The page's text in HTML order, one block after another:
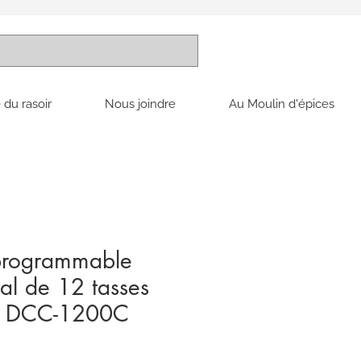
rasoir Nous joindre Au Moulin d'épices
de 12 tasses
1200C